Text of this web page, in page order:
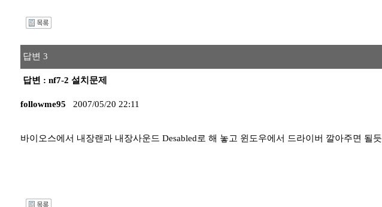
답변 3
답변 : nf7-2 설치문제
followme95 2007/05/20 22:11
바이오스에서 내장랜과 내장사운드 Desabled로 해 놓고 윈도우에서 드라이버 깔아주면 될듯